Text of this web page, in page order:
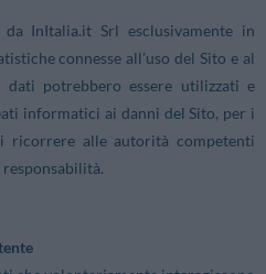
InItalia.it Srl esclusivamente in
connesse all’uso del Sito e al
potrebbero essere utilizzati e
informatici ai danni del Sito, per i
ricorrere alle autorità competenti